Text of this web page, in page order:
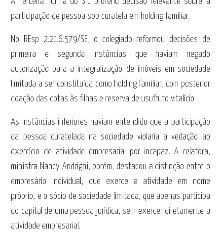
participação de pessoa sob curatela em holding familiar.
No REsp 2.216.579/SE, o colegiado reformou decisões de
primeira e segunda instâncias que haviam negado
autorização para a integralização de imóveis em sociedade
limitada a ser constituída como holding familiar, com posterior
doação das cotas às filhas e reserva de usufruto vitalício.
As instâncias inferiores haviam entendido que a participação
da pessoa curatelada na sociedade violaria a vedação ao
exercício de atividade empresarial por incapaz. A relatora,
ministra Nancy Andrighi, porém, destacou a distinção entre o
empresário individual, que exerce a atividade em nome
próprio, e o sócio de sociedade limitada, que apenas participa
do capital de uma pessoa jurídica, sem exercer diretamente a
atividade empresarial.